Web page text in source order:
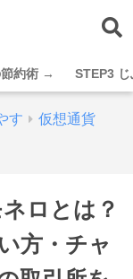
約術 → STEP3
す
仮想通貨
ロとは？
方・チャ